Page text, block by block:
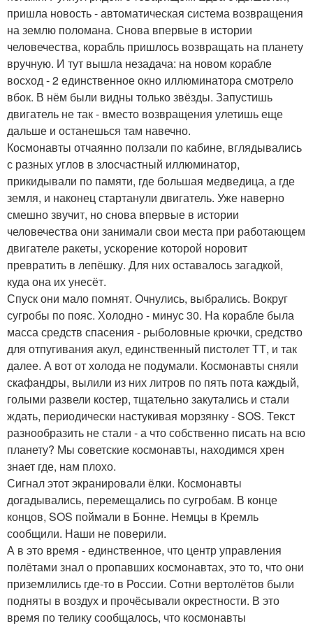
пришла новость - автоматическая система возвращения
на землю поломана. Снова впервые в истории
человечества, корабль пришлось возвращать на планету
вручную. И тут вышла незадача: на новом корабле
восход - 2 единственное окно иллюминатора смотрело
вбок. В нём были видны только звёзды. Запустишь
двигатель не так - вместо возвращения улетишь еще
дальше и останешься там навечно.
Космонавты отчаянно ползали по кабине, вглядывались
с разных углов в злосчастный иллюминатор,
прикидывали по памяти, где большая медведица, а где
земля, и наконец стартанули двигатель. Уже наверно
смешно звучит, но снова впервые в истории
человечества они занимали свои места при работающем
двигателе ракеты, ускорение которой норовит
превратить в лепёшку. Для них оставалось загадкой,
куда она их унесёт.
Спуск они мало помнят. Очнулись, выбрались. Вокруг
сугробы по пояс. Холодно - минус 30. На корабле была
масса средств спасения - рыболовные крючки, средство
для отпугивания акул, единственный пистолет ТТ, и так
далее. А вот от холода не подумали. Космонавты сняли
скафандры, вылили из них литров по пять пота каждый,
голыми развели костер, тщательно закутались и стали
ждать, периодически настукивая морзянку - SOS. Текст
разнообразить не стали - а что собственно писать на всю
планету? Мы советские космонавты, находимся хрен
знает где, нам плохо.
Сигнал этот экранировали ёлки. Космонавты
догадывались, перемещались по сугробам. В конце
концов, SOS поймали в Бонне. Немцы в Кремль
сообщили. Наши не поверили.
А в это время - единственное, что центр управления
полётами знал о пропавших космонавтах, это то, что они
приземлились где-то в России. Сотни вертолётов были
подняты в воздух и прочёсывали окрестности. В это
время по телику сообщалось, что космонавты